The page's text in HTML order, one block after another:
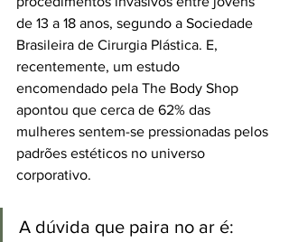
de 13 a 18 anos, segundo a Sociedade
Brasileira de Cirurgia Plástica. E,
recentemente, um estudo
encomendado pela The Body Shop
apontou que cerca de 62% das
mulheres sentem-se pressionadas pelos
padrões estéticos no universo
corporativo.
A dúvida que paira no ar é: